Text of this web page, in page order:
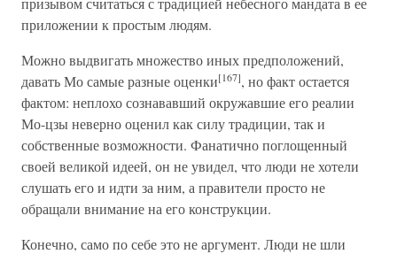
приложении к простым людям.
Можно выдвигать множество иных предположений,
давать Мо самые разные оценки[167], но факт остается
фактом: неплохо сознававший окружавшие его реалии
Мо-цзы неверно оценил как силу традиции, так и
собственные возможности. Фанатично поглощенный
своей великой идеей, он не увидел, что люди не хотели
слушать его и идти за ним, а правители просто не
обращали внимание на его конструкции.
Конечно, само по себе это не аргумент. Люди не шли